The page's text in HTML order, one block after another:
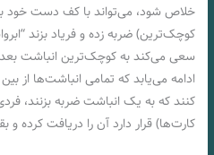
خلاص شود، می‌تواند با کف دست خود
کوچک‌ترین) ضربه زده و فریاد بزند
سعی می‌کند به کوچک‌ترین انباشت بعدی
ادامه می‌یابد که تمامی انباشت‌ها از
کنند که به یک انباشت ضربه بزنند،
کارت‌ها) قرار دارد آن را دریافت کرده و